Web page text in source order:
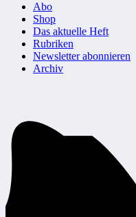
Abo
Shop
Das aktuelle Heft
Rubriken
Newsletter abonnieren
Archiv